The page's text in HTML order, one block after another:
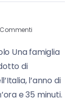
Una famiglia
di
l’anno di
e 35 minuti.